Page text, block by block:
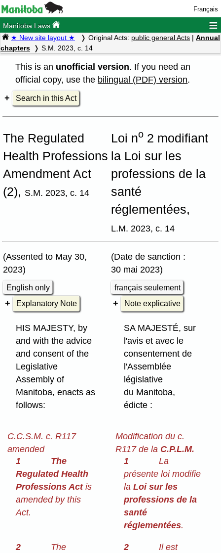
Français
Manitoba Laws ≡
★ New site layout ★ Original Acts: public general Acts | Annual
chapters
S.M. 2023, c. 14
This is an unofficial version. If you need an
official copy, use the bilingual (PDF) version.
Search in this Act
The Regulated
Health Professions
Amendment Act
(2), S.M. 2023, c. 14
Loi no 2 modifiant
la Loi sur les
professions de la
santé
réglementées,
L.M. 2023, c. 14
(Assented to May 30,
2023)
(Date de sanction :
30 mai 2023)
English only
français seulement
Explanatory Note
Note explicative
HIS MAJESTY, by
and with the advice
and consent of the
Legislative
Assembly of
Manitoba, enacts as
follows:
SA MAJESTÉ, sur
l'avis et avec le
consentement de
l'Assemblée
législative
du Manitoba,
édicte :
C.C.S.M. c. R117
amended
1
The
Regulated Health
Professions Actis
amended by this
Act.
Modification du c.
R117 de la C.P.L.M.
1
La
présente loi modifie
laLoi sur les
professions de la
santé
réglementées.
2
The
2
Il est